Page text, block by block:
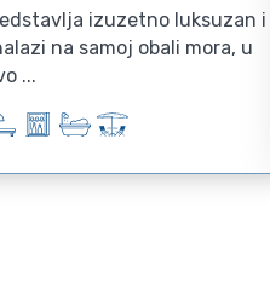
izuzetno luksuzan i
na samoj obali mora, u
...